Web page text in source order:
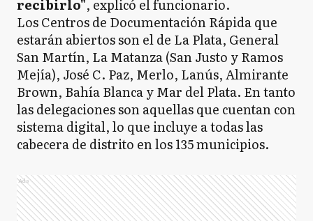
recibirlo", explicó el funcionario.
Los Centros de Documentación Rápida que
estarán abiertos son el de La Plata, General
San Martín, La Matanza (San Justo y Ramos
Mejía), José C. Paz, Merlo, Lanús, Almirante
Brown, Bahía Blanca y Mar del Plata. En tanto
las delegaciones son aquellas que cuentan con
sistema digital, lo que incluye a todas las
cabecera de distrito en los 135 municipios.
Ads